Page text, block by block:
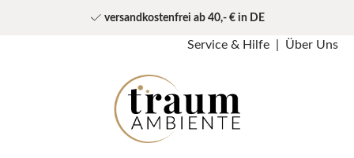
versandkostenfrei ab 40,- € in DE
Service & Hilfe Über Uns